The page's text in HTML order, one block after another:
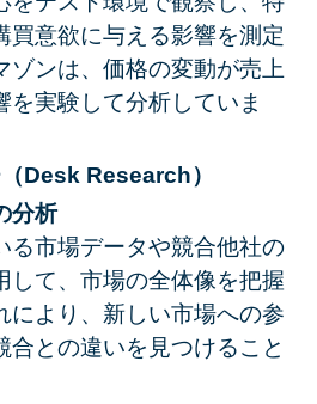
買意欲に与える影響を測定
ゾンは、価格の変動が売上
を実験して分析していま
Desk Research）
分析
る市場データや競合他社の
して、市場の全体像を把握
により、新しい市場への参
合との違いを見つけること